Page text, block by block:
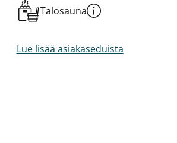
Talosauna
Lue lisää asiakaseduista